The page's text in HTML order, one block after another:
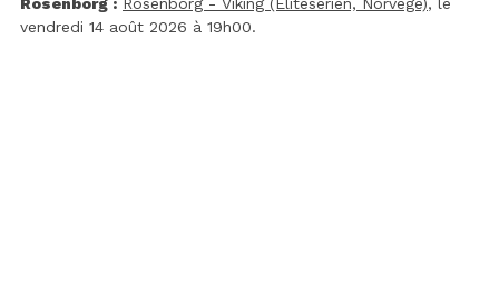
vendredi 14 août 2026 à 19h00.